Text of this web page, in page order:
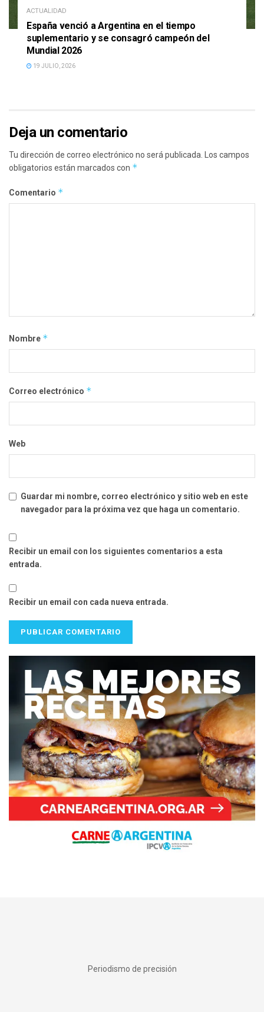
ACTUALIDAD
España venció a Argentina en el tiempo
suplementario y se consagró campeón del
Mundial 2026
19 JULIO, 2026
Deja un comentario
Tu dirección de correo electrónico no será publicada. Los campos
obligatorios están marcados con *
Comentario *
Nombre *
Correo electrónico *
Web
Guardar mi nombre, correo electrónico y sitio web en este
navegador para la próxima vez que haga un comentario.
Recibir un email con los siguientes comentarios a esta
entrada.
Recibir un email con cada nueva entrada.
Periodismo de precisión